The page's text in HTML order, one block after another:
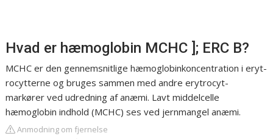
Hvad er hæmoglobin MCHC ]; ERC B?
MCHC er den gennemsnitlige hæmoglobinkoncentration i eryt-
rocytterne og bruges sammen med andre erytrocyt-
markører ved udredning af anæmi. Lavt middelcelle
hæmoglobin indhold (MCHC) ses ved jernmangel anæmi.
Anmodning om fjernelse